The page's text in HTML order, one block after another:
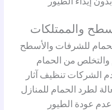
والممتلكات
للشرفات والأسطح
والتخلص من الحمام
الشركات تنظيف آثار
لطرد الحمام للمنازل
عودة الطيور